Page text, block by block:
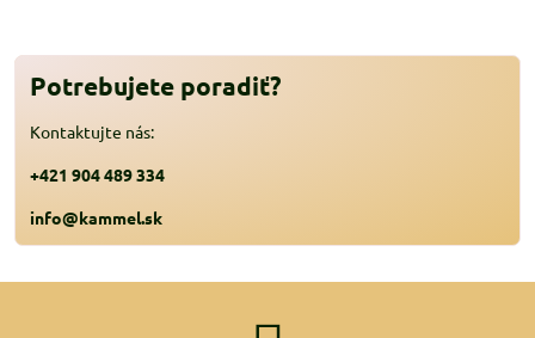
Potrebujete poradiť?
Kontaktujte nás:
+421 904 489 334
info@kammel.sk